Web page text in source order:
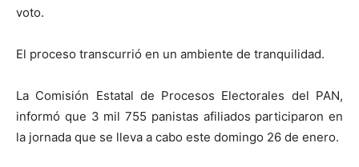
voto.
El proceso transcurrió en un ambiente de tranquilidad.
La Comisión Estatal de Procesos Electorales del PAN,
informó que 3 mil 755 panistas afiliados participaron en
la jornada que se lleva a cabo este domingo 26 de enero.